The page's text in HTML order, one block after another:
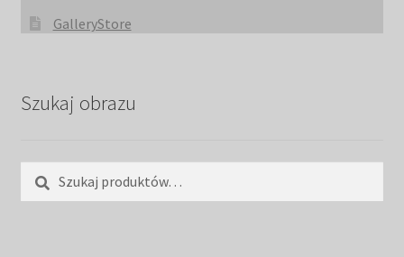
GalleryStore
Szukaj obrazu